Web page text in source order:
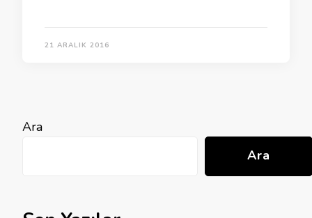
21 ARALIK 2016
Ara
Ara